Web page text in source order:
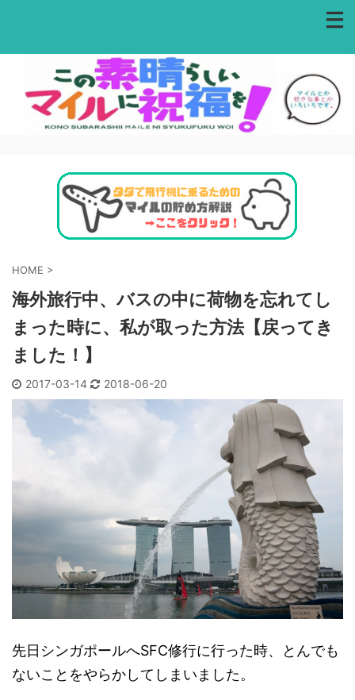
HOME >
海外旅行中、バスの中に荷物を忘れてし
まった時に、私が取った方法【戻ってき
ました！】
2017-03-14 2018-06-20
先日シンガポールへSFC修行に行った時、とんでも
ないことをやらかしてしまいました。